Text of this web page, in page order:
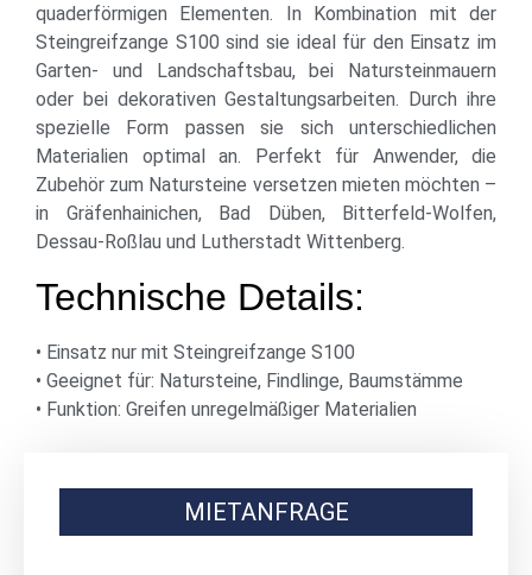
quaderförmigen Elementen. In Kombination mit der
Steingreifzange S100 sind sie ideal für den Einsatz im
Garten- und Landschaftsbau, bei Natursteinmauern
oder bei dekorativen Gestaltungsarbeiten. Durch ihre
spezielle Form passen sie sich unterschiedlichen
Materialien optimal an. Perfekt für Anwender, die
Zubehör zum Natursteine versetzen mieten möchten –
in Gräfenhainichen, Bad Düben, Bitterfeld-Wolfen,
Dessau-Roßlau und Lutherstadt Wittenberg.
Technische Details:
• Einsatz nur mit Steingreifzange S100
• Geeignet für: Natursteine, Findlinge, Baumstämme
• Funktion: Greifen unregelmäßiger Materialien
MIETANFRAGE